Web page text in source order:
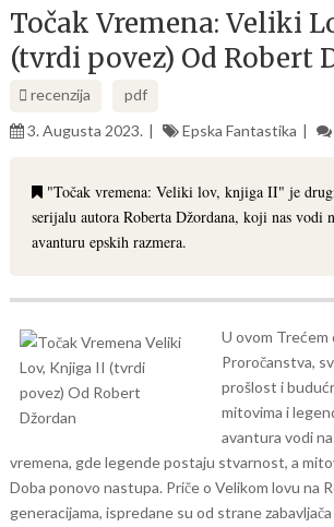
Točak Vremena: Veliki
(tvrdi povez) Od Robert
recenzija
pdf
3. Augusta 2023.
Epska Fantastika
"Točak vremena: Veliki lov, knjiga II" je
serijalu autora Roberta Džordana, koji nas vodi
avanturu epskih razmera.
U ovom Trećem
Proročanstva,
prošlost i
mitovima i
avantura vodi
vremena, gde legende postaju stvarnost, a
Doba ponovo nastupa. Priče o Velikom lovu na
generacijama, ispredane su od strane